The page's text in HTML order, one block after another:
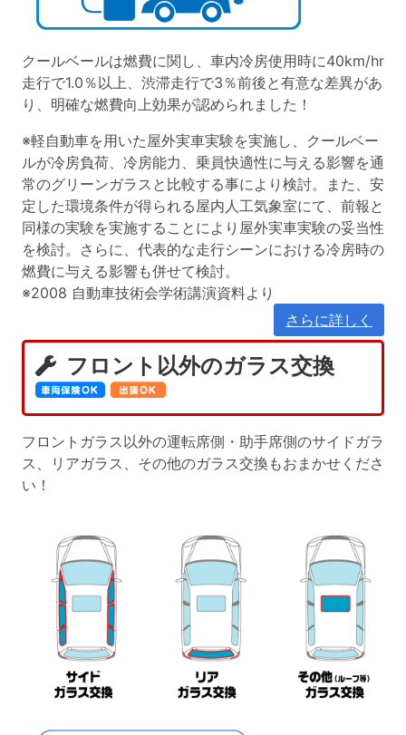
クールベールは燃費に関し、車内冷房使用時に40km/hr
走行で1.0％以上、渋滞走行で3％前後と有意な差異があ
り、明確な燃費向上効果が認められました！
※軽自動車を用いた屋外実車実験を実施し、クールベー
ルが冷房負荷、冷房能力、乗員快適性に与える影響を通
常のグリーンガラスと比較する事により検討。また、安
定した環境条件が得られる屋内人工気象室にて、前報と
同様の実験を実施することにより屋外実車実験の妥当性
を検討。さらに、代表的な走行シーンにおける冷房時の
燃費に与える影響も併せて検討。
※2008 自動車技術会学術講演資料より
さらに詳しく
フロント以外のガラス交換
フロントガラス以外の運転席側・助手席側のサイドガラ
ス、リアガラス、その他のガラス交換もおまかせくださ
い！